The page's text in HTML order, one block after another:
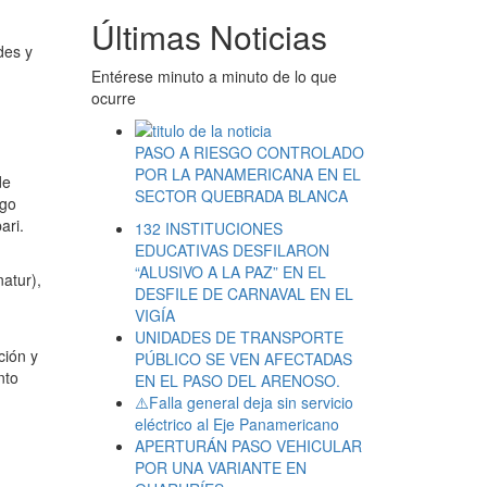
y
y
Últimas Noticias
Entérese minuto a minuto de lo que
ocurre
PASO A RIESGO CONTROLADO
POR LA PANAMERICANA EN EL
SECTOR QUEBRADA BLANCA
132 INSTITUCIONES
EDUCATIVAS DESFILARON
“ALUSIVO A LA PAZ” EN EL
DESFILE DE CARNAVAL EN EL
VIGÍA
UNIDADES DE TRANSPORTE
PÚBLICO SE VEN AFECTADAS
EN EL PASO DEL ARENOSO.
⚠️Falla general deja sin servicio
eléctrico al Eje Panamericano
APERTURÁN PASO VEHICULAR
POR UNA VARIANTE EN